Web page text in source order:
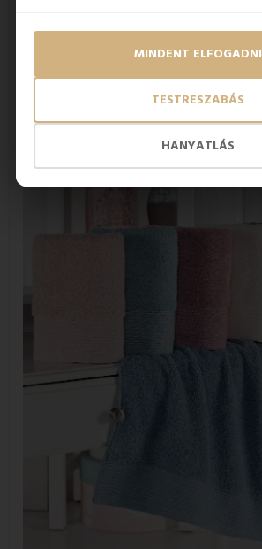
HANYATLÁS
TESTRESZABÁS
MINDENT ELFOGADNI